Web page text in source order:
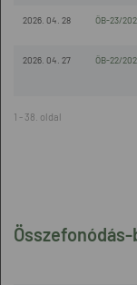
2026. 04. 28 ÖB-23/
2026. 04. 27 ÖB-22/
1 - 38. oldal